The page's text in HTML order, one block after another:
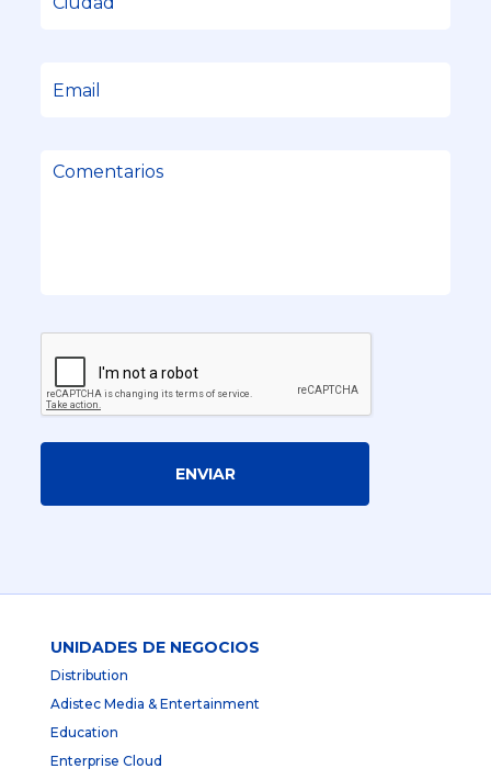
ENVIAR
UNIDADES DE NEGOCIOS
Distribution
Adistec Media & Entertainment
Education
Enterprise Cloud